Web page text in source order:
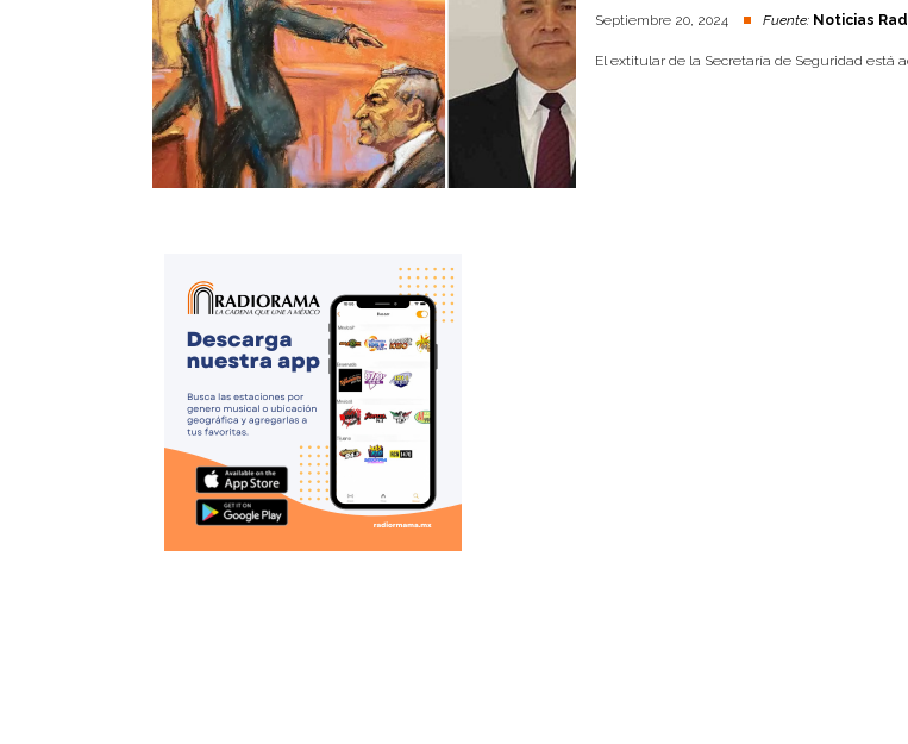
Septiembre 20, 2024 Fuente: Noticias
El extitular de la Secretaría de Seguridad está